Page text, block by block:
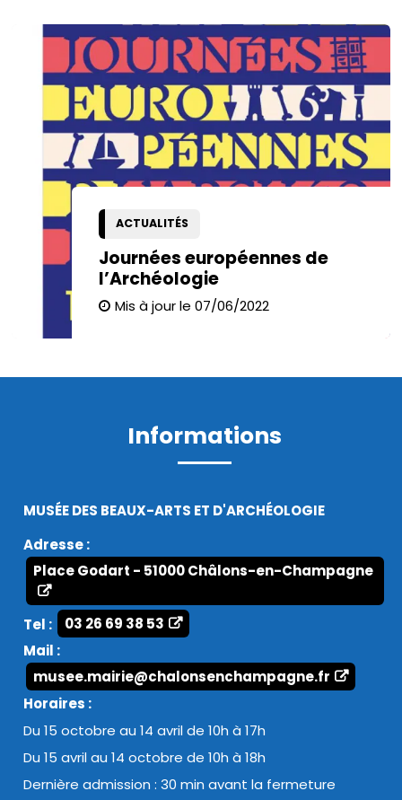
ACTUALITÉS
Journées européennes de
l’Archéologie
Mis à jour le 07/06/2022
Informations
MUSÉE DES BEAUX-ARTS ET D'ARCHÉOLOGIE
Adresse :
Place Godart - 51000 Châlons-en-Champagne
Tel :
03 26 69 38 53
Mail :
musee.mairie@chalonsenchampagne.fr
Horaires :
Du 15 octobre au 14 avril de 10h à 17h
Du 15 avril au 14 octobre de 10h à 18h
Dernière admission : 30 min avant la fermeture